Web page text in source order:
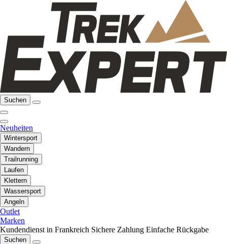
Suchen
Neuheiten
Wintersport
Wandern
Trailrunning
Laufen
Klettern
Wassersport
Angeln
Outlet
Marken
Kundendienst in Frankreich Sichere Zahlung Einfache Rückgabe
Suchen